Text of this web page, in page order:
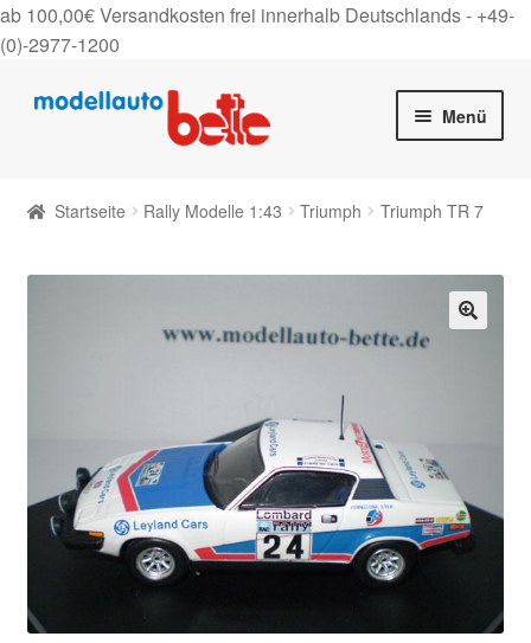
ab 100,00€ Versandkosten frei innerhalb Deutschlands - +49-
(0)-2977-1200
Zur
Zum
Menü
Kontakt
Startseite Rally Modelle 1:43 Triumph Triumph TR 7